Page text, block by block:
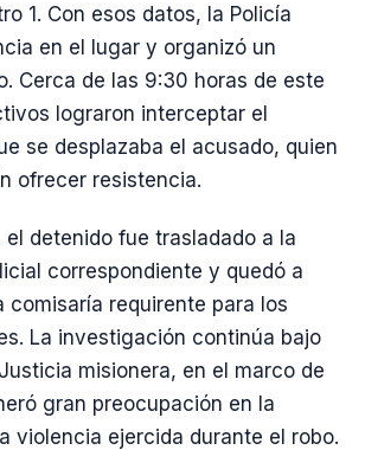
1. Con esos datos, la Policía
en el lugar y organizó un
Cerca de las 9:30 horas de este
lograron interceptar el
se desplazaba el acusado, quien
ofrecer resistencia.
el detenido fue trasladado a la
correspondiente y quedó a
comisaría requirente para los
La investigación continúa bajo
misionera, en el marco de
gran preocupación en la
violencia ejercida durante el robo.